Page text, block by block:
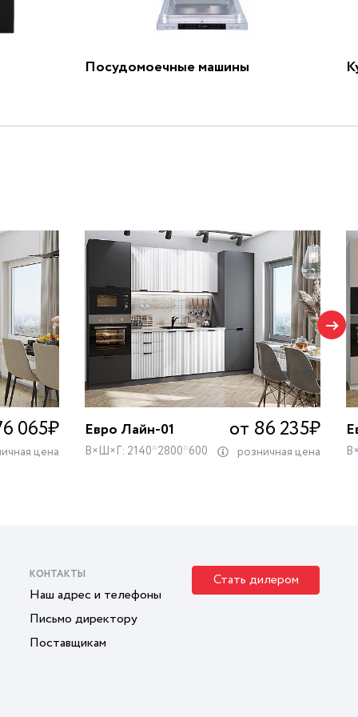
Посудомоечные машины
065₽
цена
Евро Лайн-01 от 86 235₽
В×Ш×Г: 2140*2800*600 розничная цена
КОНТАКТЫ
Наш адрес и телефоны
Письмо директору
Поставщикам
Стать дилером